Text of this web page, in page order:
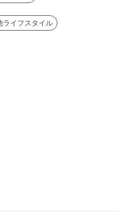
ライフスタイル